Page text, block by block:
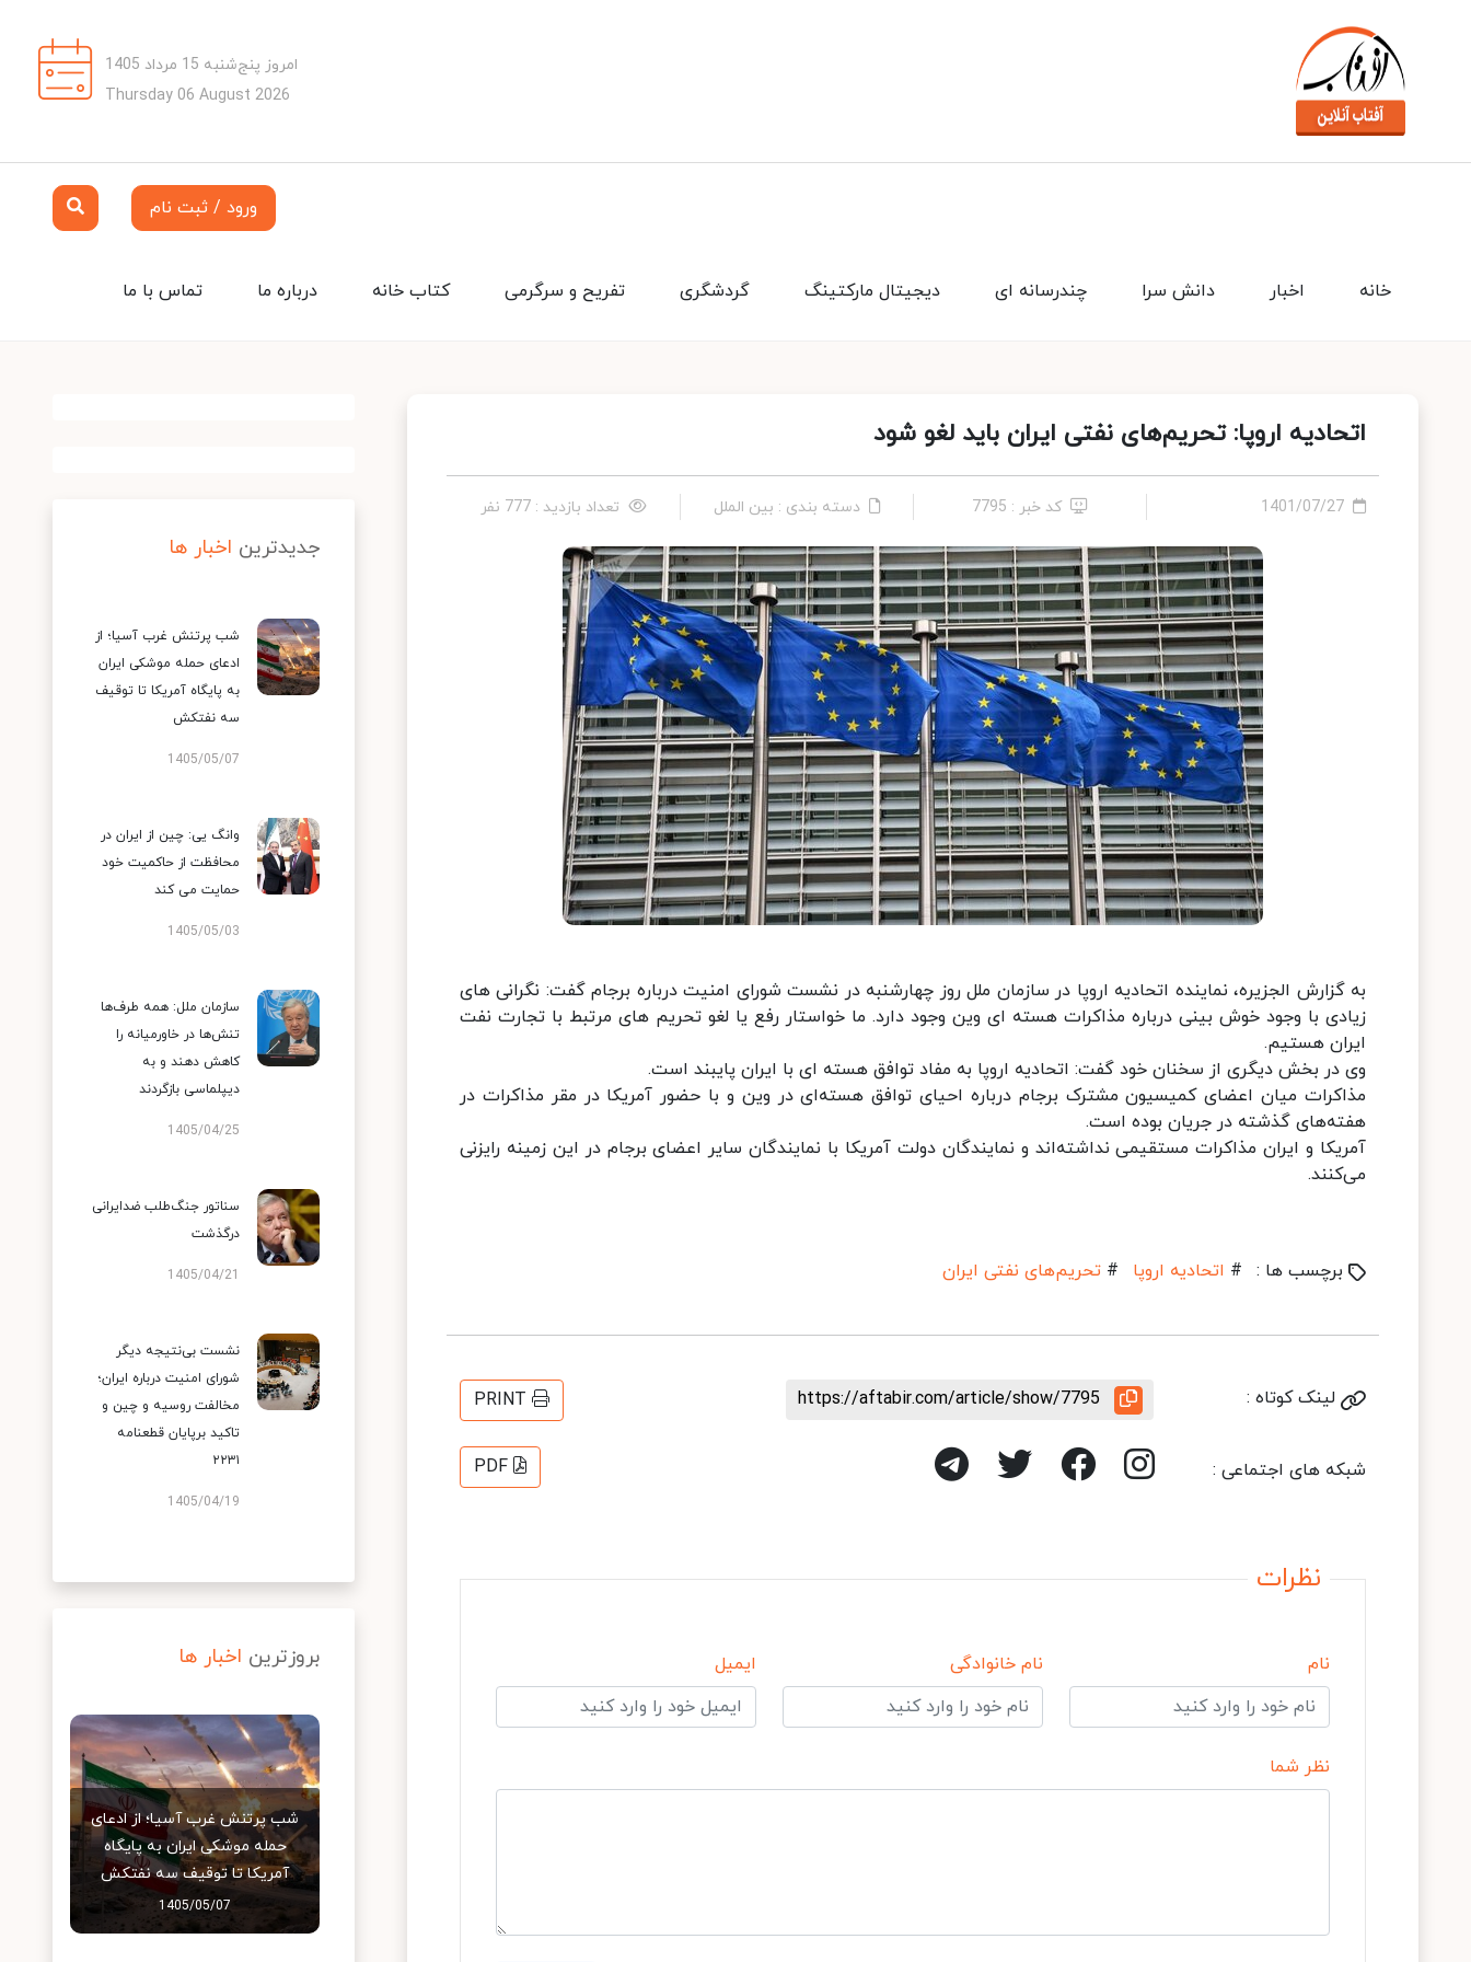
امروز پنج‌شنبه 15 مرداد 1405
Thursday 06 August 2026
ورود / ثبت نام
تماس با ما درباره ما کتاب خانه تفریح و سرگرمی گردشگری دیجیتال مارکتینگ چندرسانه ای دانش سرا اخبار خانه
اتحادیه اروپا: تحریم‌های نفتی ایران باید لغو شود
1401/07/27 کد خبر : 7795 دسته بندی : بین الملل تعداد بازدید : 777 نفر
به گزارش الجزیره، نماینده اتحادیه اروپا در سازمان ملل روز چهارشنبه در نشست شورای امنیت درباره برجام گفت: نگرانی های
زیادی با وجود خوش بینی درباره مذاکرات هسته ای وین وجود دارد. ما خواستار رفع یا لغو تحریم های مرتبط با تجارت نفت
ایران هستیم.
وی در بخش دیگری از سخنان خود گفت: اتحادیه اروپا به مفاد توافق هسته ای با ایران پایبند است.
مذاکرات میان اعضای کمیسیون مشترک برجام درباره احیای توافق هسته‌ای در وین و با حضور آمریکا در مقر مذاکرات در
هفته‌های گذشته در جریان بوده است.
آمریکا و ایران مذاکرات مستقیمی نداشته‌اند و نمایندگان دولت آمریکا با نمایندگان سایر اعضای برجام در این زمینه رایزنی
می‌کنند.
برچسب ها : # اتحادیه اروپا # تحریم‌های نفتی ایران
لینک کوتاه : https://aftabir.com/article/show/7795
PRINT
شبکه های اجتماعی : PDF
نظرات
نام نام خانوادگی ایمیل
نظر شما
جدیدترین اخبار ها
شب پرتنش غرب آسیا؛ از
ادعای حمله موشکی ایران
به پایگاه آمریکا تا توقیف
سه نفتکش
1405/05/07
وانگ یی: چین از ایران در
محافظت از حاکمیت خود
حمایت می کند
1405/05/03
سازمان ملل: همه طرف‌ها
تنش‌ها در خاورمیانه را
کاهش دهند و به
دیپلماسی بازگردند
1405/04/25
سناتور جنگ‌طلب ضدایرانی
درگذشت
1405/04/21
نشست بی‌نتیجه دیگر
شورای امنیت درباره ایران؛
مخالفت روسیه و چین و
تاکید برپایان قطعنامه
۲۲۳۱
1405/04/19
بروزترین اخبار ها
شب پرتنش غرب آسیا؛ از ادعای
حمله موشکی ایران به پایگاه
آمریکا تا توقیف سه نفتکش
1405/05/07